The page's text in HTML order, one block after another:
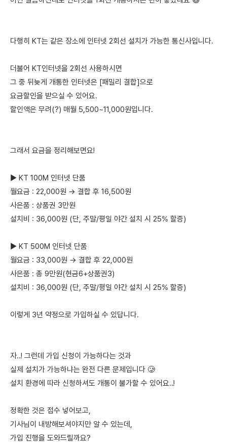
다행히 KT는 같은 장소에 인터넷 2회선 설치가 가능한 통신사입니다.
더불어 KT인터넷을 2회선 사용하시면
그 중 뒤늦게 개통한 인터넷은 [패밀리 결합]으로
요금할인을 받으실 수 있어요.
할인액은 무려(?) 매월 5,500~11,000원입니다.
그래서 요금을 정리해보면요!
▶ KT 100M 인터넷 단품
월요금 : 22,000원 → 결합 후 16,500원
사은품 : 상품권 3만원
설치비 : 36,000원 (단, 주말/평일 야간 설치 시 25% 할증)
▶ KT 500M 인터넷 단품
월요금 : 33,000원 → 결합 후 22,000원
사은품 : 총 9만원(현금6+상품권3)
설치비 : 36,000원 (단, 주말/평일 야간 설치 시 25% 할증)
이렇게 3년 약정으로 가입하실 수 있답니다.
자..! 그런데 가입 신청이 가능하다는 것과
실제 설치가 가능하냐는 완전 다른 문제입니다 🥲
설치 환경에 따라 신청하셔도 개통이 불가할 수 있어요..!
정확한 것은 접수 넣어보고,
기사님이 내방해보셔야지만 알 수 있는데,
가입 진행을 도와드릴까요?